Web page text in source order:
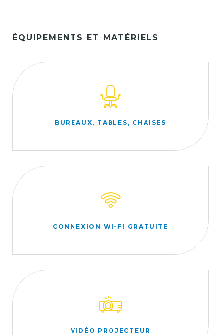
ÉQUIPEMENTS ET MATÉRIELS
BUREAUX, TABLES, CHAISES
CONNEXION WI-FI GRATUITE
VIDÉO PROJECTEUR